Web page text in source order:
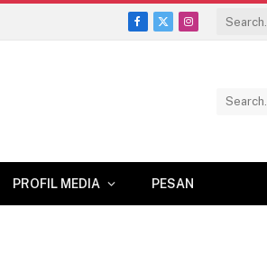
Facebook
X
Instagram
PROFIL MEDIA PESAN